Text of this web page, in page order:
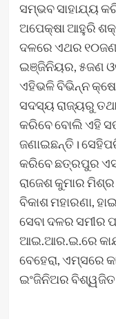
ସମ୍ଭବ ସାହାଯ୍ୟ
ଅପେକ୍ଷା ଆହୁରି
ଦଳରେ ଏଥର
ଇଞ୍ଜିନିୟର, ୫ଜଣ
ଏହିଭଳି ବିଭିନ୍ନ
ସଦସ୍ୟ ରାଜ୍ୟରୁ
କରିବେ ବୋଲି ଏହି
ଜଣାଇଛନ୍ତି।
କରିବେ ଛତ୍ରପୁର
ରାଜେଶ କୁମାର
ବିକାଶ ମହାରଣା,
ସେବା ଦଳର ସମୀର
ଆଇ.ଆର.ଇ.ରେ
ବେହେରା, ଏମ୍ସରେ
ଇଂଜିନିଅର ବିଶ୍ୱଜିତ